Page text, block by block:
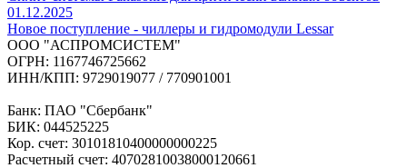
01.12.2025
Новое поступление - чиллеры и гидромодули Lessar
ООО "АСПРОМСИСТЕМ"
ОГРН: 1167746725662
ИНН/КПП: 9729019077 / 770901001
Банк: ПАО "Сбербанк"
БИК: 044525225
Кор. счет: 30101810400000000225
Расчетный счет: 40702810038000120661